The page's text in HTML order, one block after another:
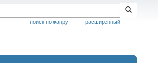
расширенный
поиск по жанру